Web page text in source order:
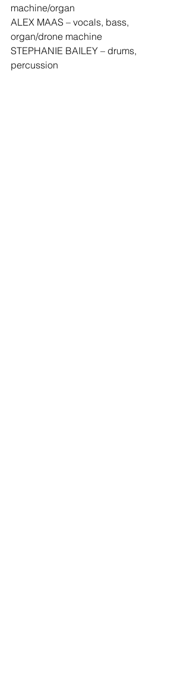
machine/organ
ALEX MAAS – vocals, bass,
organ/drone machine
STEPHANIE BAILEY – drums,
percussion